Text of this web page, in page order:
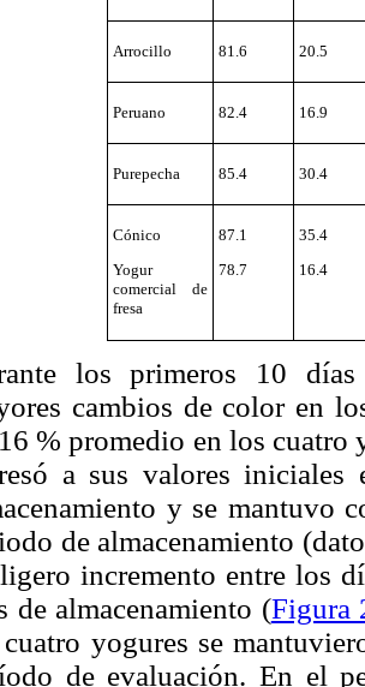
Arrocillo 81.6 20.5
Peruano 82.4 16.9
Purepecha 85.4 30.4
Cónico
Yogur
comercial de
fresa
87.1
78.7
35.4
16.4
los primeros 10 días
cambios de color en
% promedio en los cuatro
a sus valores
y se mantuvo
de almacenamiento
incremento entre los
de almacenamiento (Figura
yogures se
de evaluación. En el